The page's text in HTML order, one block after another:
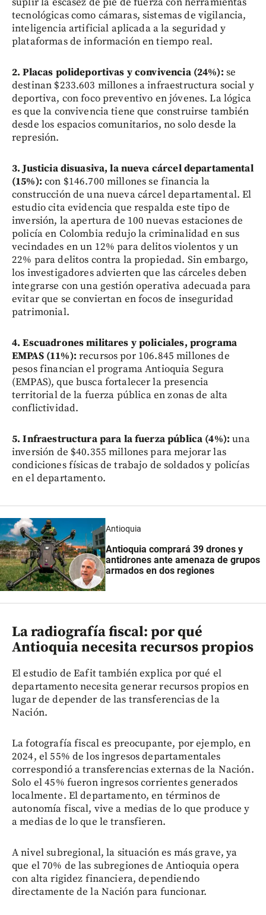
tecnológicas como cámaras, sistemas de vigilancia,
inteligencia artificial aplicada a la seguridad y
plataformas de información en tiempo real.
2. Placas polideportivas y convivencia (24%): se
destinan $233.603 millones a infraestructura social y
deportiva, con foco preventivo en jóvenes. La lógica
es que la convivencia tiene que construirse también
desde los espacios comunitarios, no solo desde la
represión.
3. Justicia disuasiva, la nueva cárcel departamental
(15%): con $146.700 millones se financia la
construcción de una nueva cárcel departamental. El
estudio cita evidencia que respalda este tipo de
inversión, la apertura de 100 nuevas estaciones de
policía en Colombia redujo la criminalidad en sus
vecindades en un 12% para delitos violentos y un
22% para delitos contra la propiedad. Sin embargo,
los investigadores advierten que las cárceles deben
integrarse con una gestión operativa adecuada para
evitar que se conviertan en focos de inseguridad
patrimonial.
4. Escuadrones militares y policiales, programa
EMPAS (11%): recursos por 106.845 millones de
pesos financian el programa Antioquia Segura
(EMPAS), que busca fortalecer la presencia
territorial de la fuerza pública en zonas de alta
conflictividad.
5. Infraestructura para la fuerza pública (4%): una
inversión de $40.355 millones para mejorar las
condiciones físicas de trabajo de soldados y policías
en el departamento.
Antioquia
Antioquia comprará 39 drones y
antidrones ante amenaza de grupos
armados en dos regiones
La radiografía fiscal: por qué
Antioquia necesita recursos propios
El estudio de Eafit también explica por qué el
departamento necesita generar recursos propios en
lugar de depender de las transferencias de la
Nación.
La fotografía fiscal es preocupante, por ejemplo, en
2024, el 55% de los ingresos departamentales
correspondió a transferencias externas de la Nación.
Solo el 45% fueron ingresos corrientes generados
localmente. El departamento, en términos de
autonomía fiscal, vive a medias de lo que produce y
a medias de lo que le transfieren.
A nivel subregional, la situación es más grave, ya
que el 70% de las subregiones de Antioquia opera
con alta rigidez financiera, dependiendo
directamente de la Nación para funcionar.